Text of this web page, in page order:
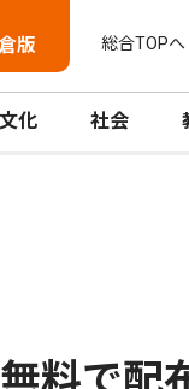
版 総合TOPへ
文化 社会
料で配